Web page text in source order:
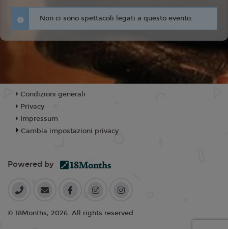
Non ci sono spettacoli legati a questo evento.
Condizioni generali
Privacy
Impressum
Cambia impostazioni privacy
Powered by
© 18Months, 2026. All rights reserved